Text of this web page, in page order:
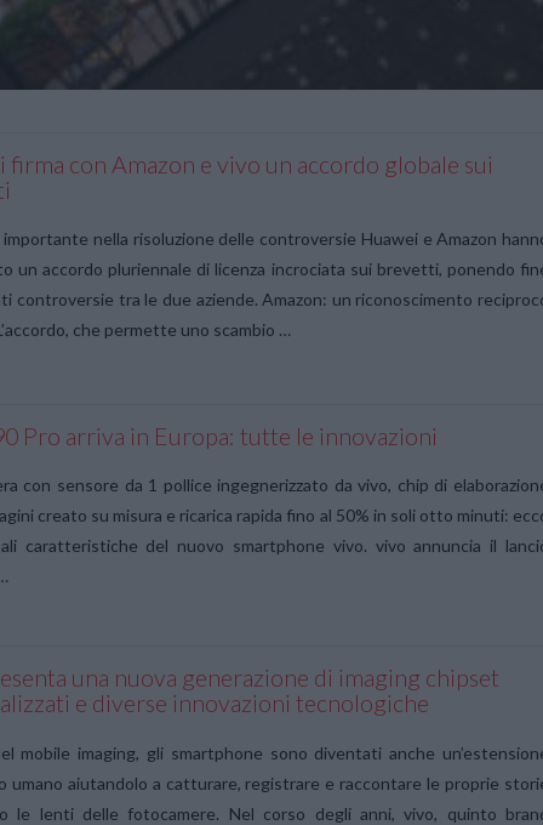
firma con Amazon e vivo un accordo globale sui
importante nella risoluzione delle controversie Huawei e Amazon
un accordo pluriennale di licenza incrociata sui brevetti, ponendo
controversie tra le due aziende. Amazon: un riconoscimento
che permette uno scambio …
Pro arriva in Europa: tutte le innovazioni
con sensore da 1 pollice ingegnerizzato da vivo, chip di
creato su misura e ricarica rapida fino al 50% in soli otto minuti:
caratteristiche del nuovo smartphone vivo. vivo annuncia il
una nuova generazione di imaging chipset
e diverse innovazioni tecnologiche
mobile imaging, gli smartphone sono diventati anche
umano aiutandolo a catturare, registrare e raccontare le proprie
le lenti delle fotocamere. Nel corso degli anni, vivo, quinto